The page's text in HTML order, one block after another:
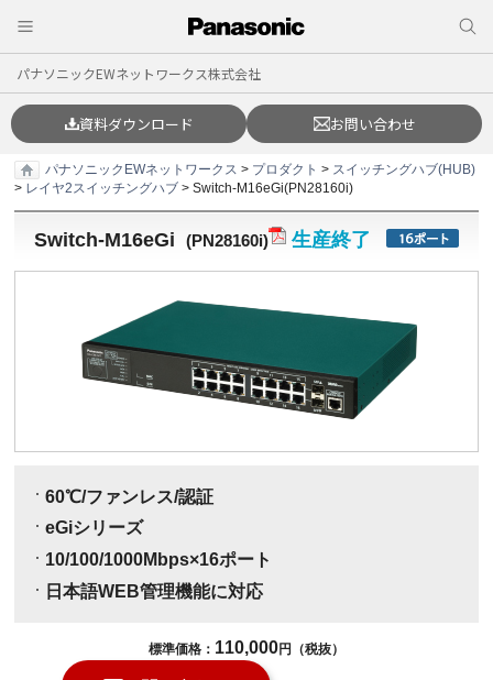
パナソニックEWネットワークス株式会社
資料ダウンロード お問い合わせ
パナソニックEWネットワークス > プロダクト > スイッチングハブ(HUB)
> レイヤ2スイッチングハブ > Switch-M16eGi(PN28160i)
Switch-M16eGi (PN28160i) 生産終了
60℃/ファンレス/認証
eGiシリーズ
10/100/1000Mbps×16ポート
日本語WEB管理機能に対応
標準価格： 110,000円（税抜）